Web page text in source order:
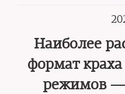
Наиболее
формат
режимов —